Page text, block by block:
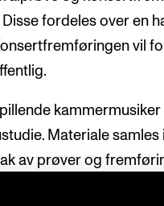
fordeles over en
vil
Materiale samles
av prøver og
og lærerne som